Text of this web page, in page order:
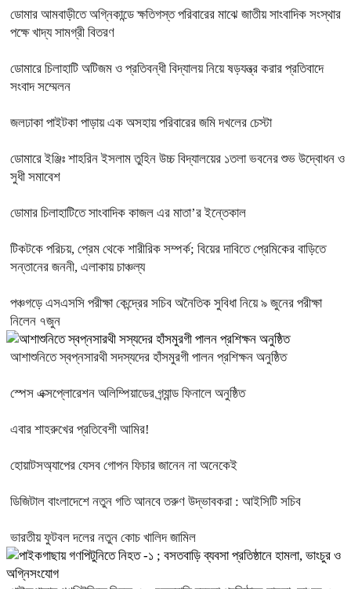
ডোমার আমবাড়ীতে অগ্নিকান্ডে ক্ষতিগস্ত পরিবারের মাঝে জাতীয় সাংবাদিক সংস্থার
পক্ষে খাদ্য সামগ্রী বিতরণ
ডোমারে চিলাহাটি অটিজম ও প্রতিবন্ধী বিদ্যালয় নিয়ে ষড়যন্ত্র করার প্রতিবাদে
সংবাদ সম্মেলন
জলঢাকা পাইটকা পাড়ায় এক অসহায় পরিবারের জমি দখলের চেস্টা
ডোমারে ইঞ্জিঃ শাহরিন ইসলাম তুহিন উচ্চ বিদ্যালয়ের ১তলা ভবনের শুভ উদ্বোধন ও
সুধী সমাবেশ
ডোমার চিলাহাটিতে সাংবাদিক কাজল এর মাতা’র ইন্তেকাল
টিকটকে পরিচয়, প্রেম থেকে শারীরিক সম্পর্ক; বিয়ের দাবিতে প্রেমিকের বাড়িতে
সন্তানের জননী, এলাকায় চাঞ্চল্য
পঞ্চগড়ে এসএসসি পরীক্ষা কেন্দ্রের সচিব অনৈতিক সুবিধা নিয়ে ৯ জুনের পরীক্ষা
নিলেন ৭জুন
আশাশুনিতে স্বপ্নসারথী সদস্যদের হাঁসমুরগী পালন প্রশিক্ষন অনুষ্ঠিত
স্পেস এক্সপ্লোরেশন অলিম্পিয়াডের গ্র্যান্ড ফিনালে অনুষ্ঠিত
এবার শাহরুখের প্রতিবেশী আমির!
হোয়াটসঅ্যাপের যেসব গোপন ফিচার জানেন না অনেকেই
ডিজিটাল বাংলাদেশে নতুন গতি আনবে তরুণ উদ্ভাবকরা : আইসিটি সচিব
ভারতীয় ফুটবল দলের নতুন কোচ খালিদ জামিল